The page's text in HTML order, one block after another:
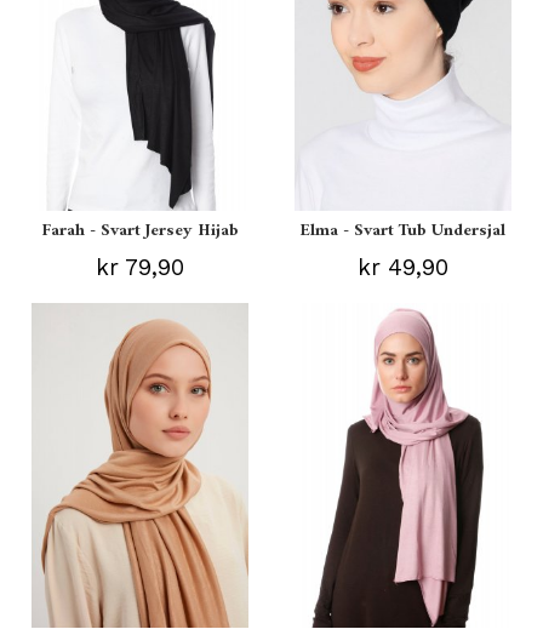
Farah - Svart Jersey Hijab
kr 79,90
Elma - Svart Tub Undersjal
kr 49,90